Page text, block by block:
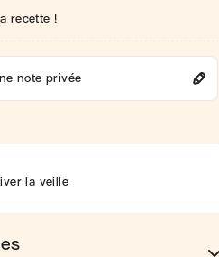
recette !
note privée
la veille